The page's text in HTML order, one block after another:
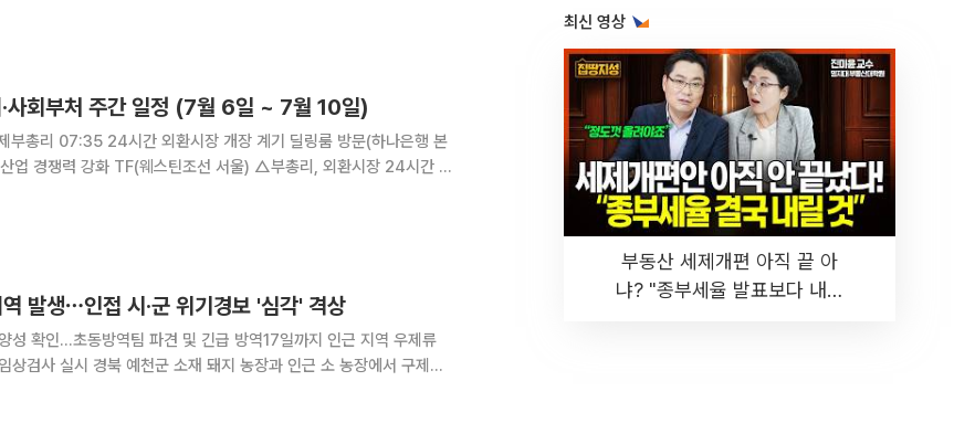
아닌 비료 자원으로 관리하고 농장의 생산성
사회부처 주간 일정 (7월 6일 ~ 7월 10일)
TF(웨스틴조선 서울) △부총리, 외환시장 24시간 개
무회의(서울
발생⋯인접 시·군 위기경보 '심각' 격상
성 확인…초동방역팀 파견 및 긴급 방역17일까지 인근 지역 우제류
과 인근 소 농장에서 구제역
이내의 소 농장(5호)을 대
최신 영상
부동산 세제개편 아직 끝 아
냐? "종부세율 발표보다 내릴